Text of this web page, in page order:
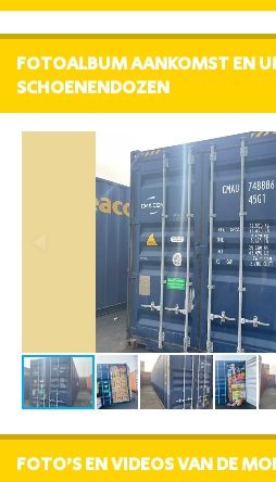
FOTOALBUM AANKOMST EN
SCHOENENDOZEN
FOTO'S EN VIDEOS VAN DE